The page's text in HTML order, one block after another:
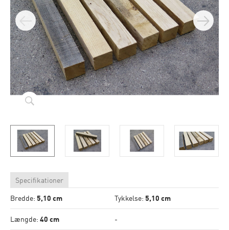
Specifikationer
Bredde: 5,10 cm Tykkelse: 5,10 cm
Længde: 40 cm -